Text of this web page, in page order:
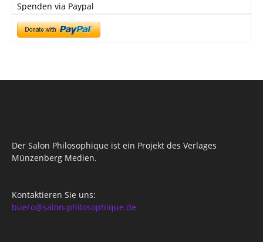
Spenden via Paypal
Der Salon Philosophique ist ein Projekt des Verlages
Münzenberg Medien.
Kontaktieren Sie uns:
buero@salon-philosophique.de